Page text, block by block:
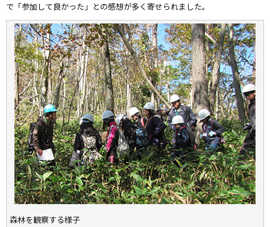
で「参加して良かった」との感想が多く寄せられました。
森林を観察する様子